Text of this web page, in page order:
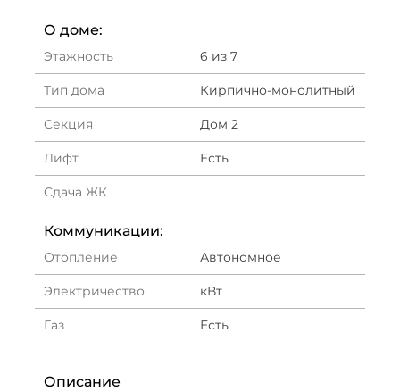
О доме:
Этажность 6 из 7
Тип дома Кирпично-монолитный
Секция Дом 2
Лифт Есть
Сдача ЖК
Коммуникации:
Отопление Автономное
Электричество кВт
Газ Есть
Описание